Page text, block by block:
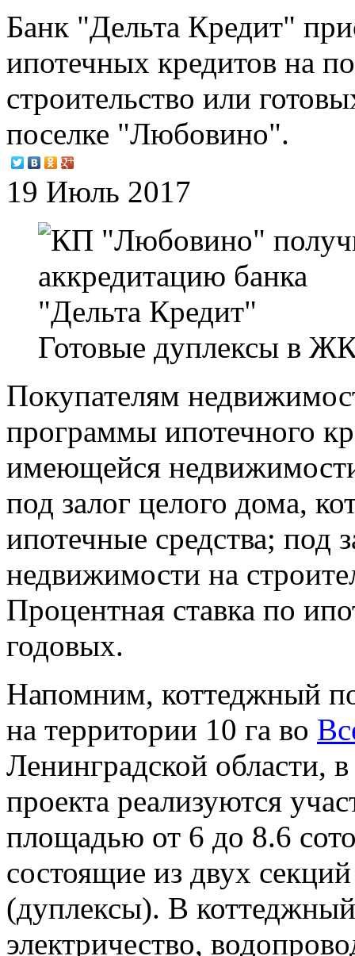
Банк "Дельта Кредит"
ипотечных кредитов на
строительство или
поселке "Любовино".
19 Июль 2017
Готовые дуплексы в
Покупателям
программы ипотечного
имеющейся
под залог целого дома,
ипотечные средства; под
недвижимости на
Процентная ставка по
годовых.
Напомним, коттеджный
на территории 10 га во
Ленинградской
проекта реализуются
площадью от 6 до 8.6
состоящие из двух
(дуплексы). В
электричество,